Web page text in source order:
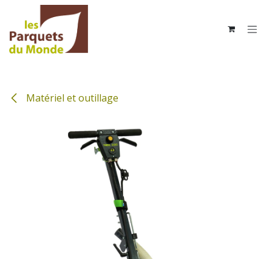
Se rendre au contenu
Matériel et outillage